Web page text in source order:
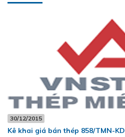
30/12/2015
Kê khai giá bán thép 858/TMN-KD